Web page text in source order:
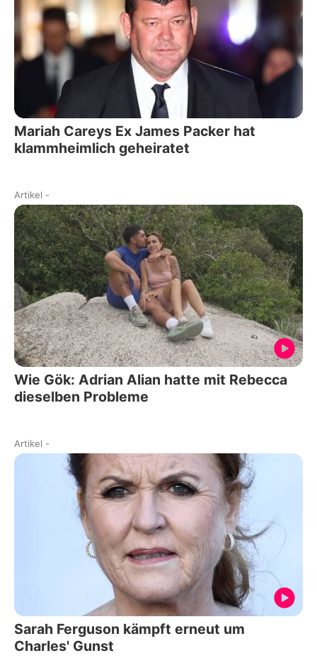
Mariah Careys Ex James Packer hat
klammheimlich geheiratet
Artikel -
Wie Gök: Adrian Alian hatte mit Rebecca
dieselben Probleme
Artikel -
Sarah Ferguson kämpft erneut um
Charles' Gunst